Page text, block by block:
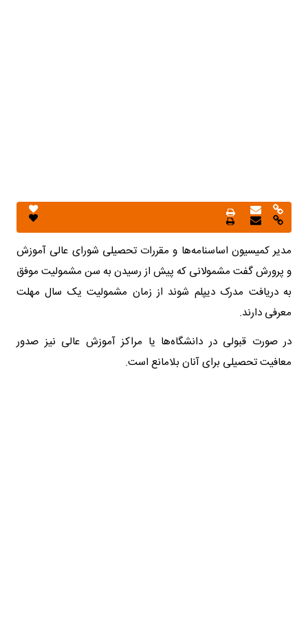
مدیر کمیسیون اساسنامه‌ها و مقررات تحصیلی شورای عالی آموزش
و پرورش گفت مشمولانی که پیش از رسیدن به سن مشمولیت موفق
به دریافت مدرک دیپلم شوند از زمان مشمولیت یک سال مهلت
معرفی دارند.
در صورت قبولی در دانشگاه‌ها یا مراکز آموزش عالی نیز صدور
معافیت تحصیلی برای آنان بلامانع است.